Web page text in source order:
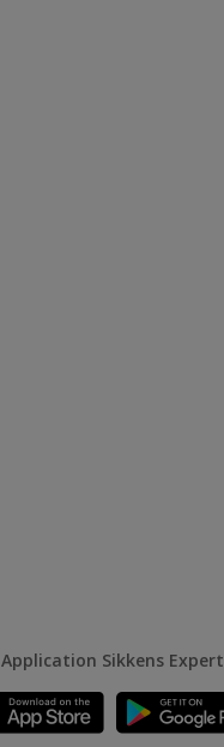
Application Sikkens Expert